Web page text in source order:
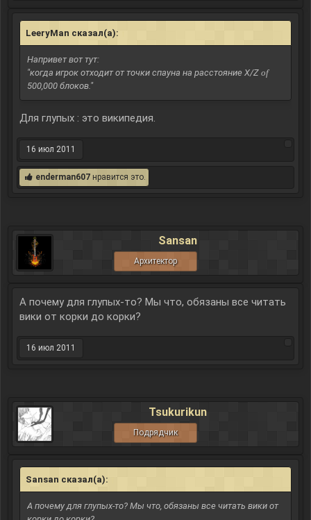
LeeryMan сказал(а):
Напривет вот тут:
"когда игрок отходит от точки спауна на расстояние X/Z of
500,000 блоков."
Для глупых : это википедия.
16 июл 2011
enderman607 нравится это.
Sansan
Архитектор
А почему для глупых-то? Мы что, обязаны все читать
вики от корки до корки?
16 июл 2011
Tsukurikun
Подрядчик
Sansan сказал(а):
А почему для глупых-то? Мы что, обязаны все читать вики от